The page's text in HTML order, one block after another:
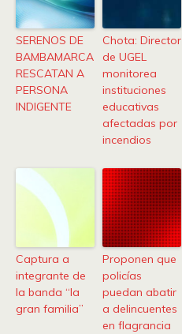
SERENOS DE
BAMBAMARCA
RESCATAN A
PERSONA
INDIGENTE
Chota: Director
de UGEL
monitorea
instituciones
educativas
afectadas por
incendios
Captura a
integrante de
la banda “la
gran familia”
Proponen que
policías
puedan abatir
a delincuentes
en flagrancia